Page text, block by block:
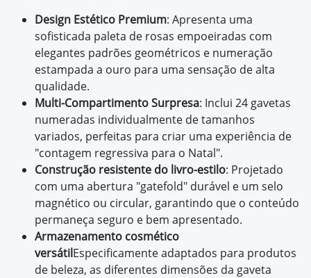
Design Estético Premium: Apresenta uma
sofisticada paleta de rosas empoeiradas com
elegantes padrões geométricos e numeração
estampada a ouro para uma sensação de alta
qualidade.
Multi-Compartimento Surpresa: Inclui 24 gavetas
numeradas individualmente de tamanhos
variados, perfeitas para criar uma experiência de
"contagem regressiva para o Natal".
Construção resistente do livro-estilo: Projetado
com uma abertura "gatefold" durável e um selo
magnético ou circular, garantindo que o conteúdo
permaneça seguro e bem apresentado.
Armazenamento cosmético
versátilEspecificamente adaptados para produtos
de beleza, as diferentes dimensões da gaveta